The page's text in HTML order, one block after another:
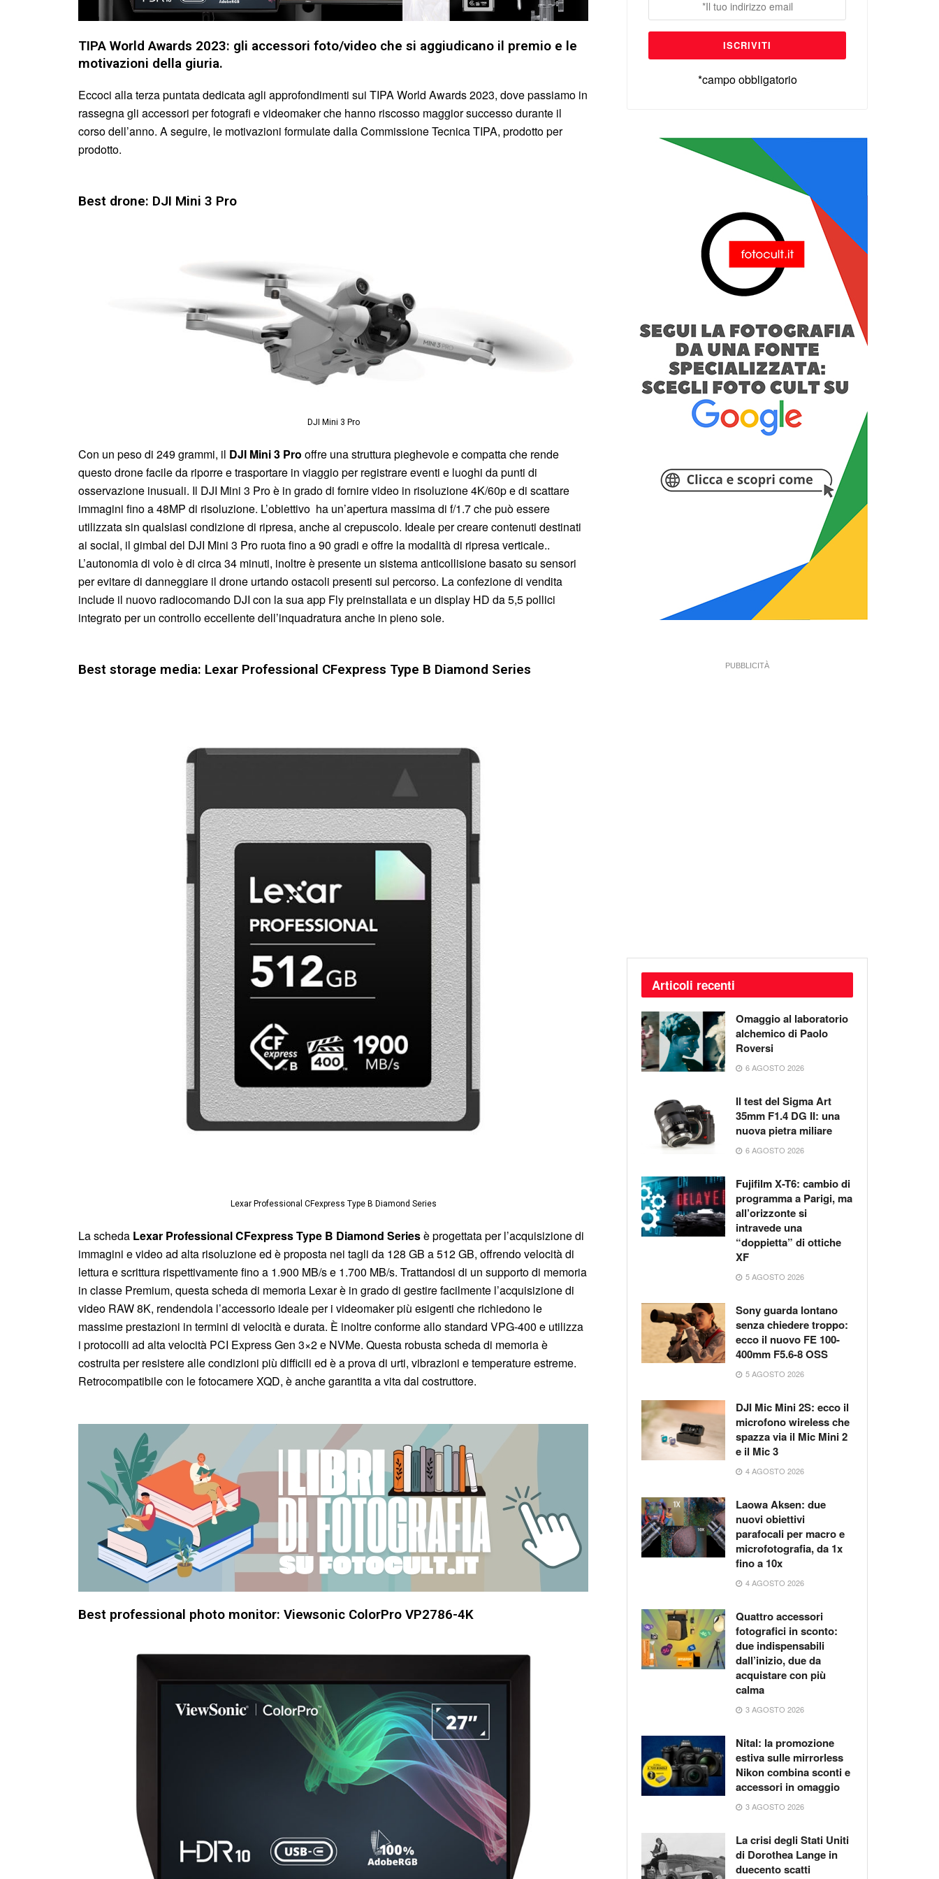
TIPA World Awards 2023: gli accessori foto/video che si aggiudicano il premio e le
motivazioni della giuria.
Eccoci alla terza puntata dedicata agli approfondimenti sui TIPA World Awards 2023, dove passiamo in
rassegna gli accessori per fotografi e videomaker che hanno riscosso maggior successo durante il
corso dell’anno. A seguire, le motivazioni formulate dalla Commissione Tecnica TIPA, prodotto per
prodotto.
Best drone: DJI Mini 3 Pro
DJI Mini 3 Pro
Con un peso di 249 grammi, il DJI Mini 3 Pro offre una struttura pieghevole e compatta che rende
questo drone facile da riporre e trasportare in viaggio per registrare eventi e luoghi da punti di
osservazione inusuali. Il DJI Mini 3 Pro è in grado di fornire video in risoluzione 4K/60p e di scattare
immagini fino a 48MP di risoluzione. L’obiettivo ha un’apertura massima di f/1.7 che può essere
utilizzata sin qualsiasi condizione di ripresa, anche al crepuscolo. Ideale per creare contenuti destinati
ai social, il gimbal del DJI Mini 3 Pro ruota fino a 90 gradi e offre la modalità di ripresa verticale..
L’autonomia di volo è di circa 34 minuti, inoltre è presente un sistema anticollisione basato su sensori
per evitare di danneggiare il drone urtando ostacoli presenti sul percorso. La confezione di vendita
include il nuovo radiocomando DJI con la sua app Fly preinstallata e un display HD da 5,5 pollici
integrato per un controllo eccellente dell’inquadratura anche in pieno sole.
Best storage media: Lexar Professional CFexpress Type B Diamond Series
Lexar Professional CFexpress Type B Diamond Series
La scheda Lexar Professional CFexpress Type B Diamond Seriesè progettata per l’acquisizione di
immagini e video ad alta risoluzione ed è proposta nei tagli da 128 GB a 512 GB, offrendo velocità di
lettura e scrittura rispettivamente fino a 1.900 MB/s e 1.700 MB/s. Trattandosi di un supporto di memoria
in classe Premium, questa scheda di memoria Lexar è in grado di gestire facilmente l’acquisizione di
video RAW 8K, rendendola l’accessorio ideale per i videomaker più esigenti che richiedono le
massime prestazioni in termini di velocità e durata. È inoltre conforme allo standard VPG-400 e utilizza
i protocolli ad alta velocità PCI Express Gen 3×2 e NVMe. Questa robusta scheda di memoria è
costruita per resistere alle condizioni più difficili ed è a prova di urti, vibrazioni e temperature estreme.
Retrocompatibile con le fotocamere XQD, è anche garantita a vita dal costruttore.
Best professional photo monitor: Viewsonic ColorPro VP2786-4K
*campo obbligatorio
PUBBLICITÀ
Articoli recenti
Omaggio al laboratorio
alchemico di Paolo
Roversi
6 AGOSTO 2026
Il test del Sigma Art
35mm F1.4 DG II: una
nuova pietra miliare
6 AGOSTO 2026
Fujifilm X-T6: cambio di
programma a Parigi, ma
all’orizzonte si
intravede una
“doppietta” di ottiche
XF
5 AGOSTO 2026
Sony guarda lontano
senza chiedere troppo:
ecco il nuovo FE 100-
400mm F5.6-8 OSS
5 AGOSTO 2026
DJI Mic Mini 2S: ecco il
microfono wireless che
spazza via il Mic Mini 2
e il Mic 3
4 AGOSTO 2026
Laowa Aksen: due
nuovi obiettivi
parafocali per macro e
microfotografia, da 1x
fino a 10x
4 AGOSTO 2026
Quattro accessori
fotografici in sconto:
due indispensabili
dall’inizio, due da
acquistare con più
calma
3 AGOSTO 2026
Nital: la promozione
estiva sulle mirrorless
Nikon combina sconti e
accessori in omaggio
3 AGOSTO 2026
La crisi degli Stati Uniti
di Dorothea Lange in
duecento scatti